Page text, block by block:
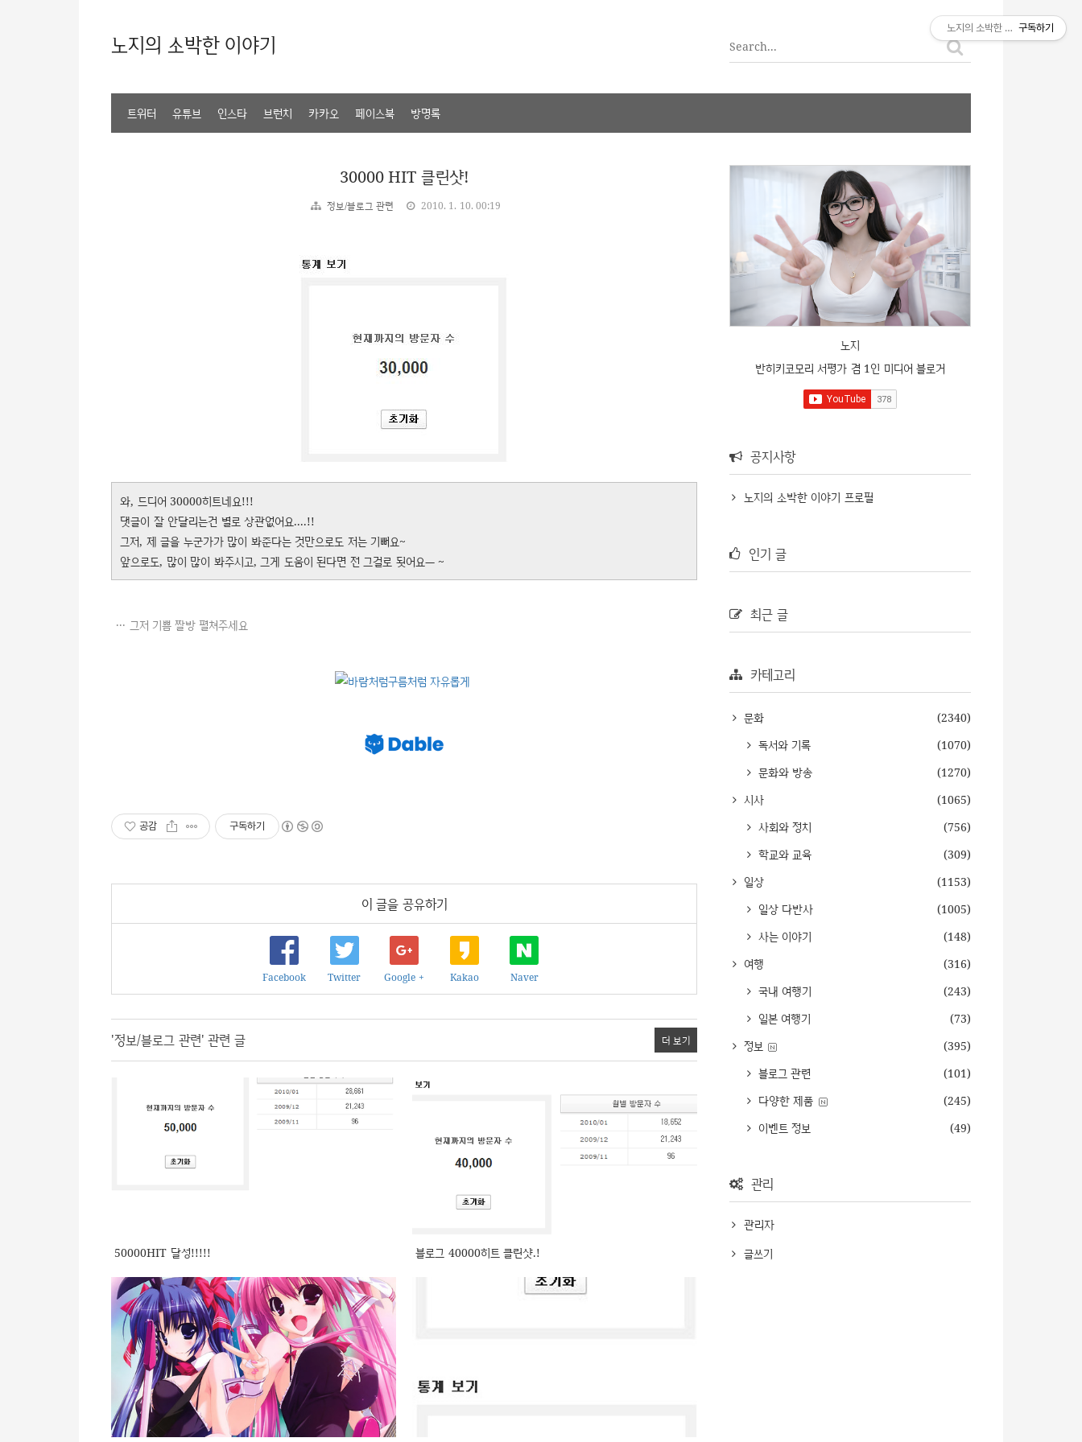
노지의 소박한 이야기
트위터 유튜브 인스타 브런치 카카오 페이스북 방명록
30000 HIT 클린샷!
정보/블로그 관련 2010. 1. 10. 00:19
와, 드디어 30000히트네요!!!
댓글이 잘 안달리는건 별로 상관없어요....!!
그저, 제 글을 누군가가 많이 봐준다는 것만으로도 저는 기뻐요~
앞으로도, 많이 많이 봐주시고, 그게 도움이 된다면 전 그걸로 됫어요ㅡ ~
그저 기쁨 짤방 펼쳐주세요
공감 구독하기
이 글을 공유하기
Facebook Twitter Google + Kakao Naver
'정보/블로그 관련' 관련 글 더 보기
50000HIT 달성!!!!! 블로그 40000히트 클린샷.!
노지
반히키코모리 서평가 겸 1인 미디어 블로거
공지사항
노지의 소박한 이야기 프로필
인기 글
최근 글
카테고리
문화
(2340)
독서와 기록
(1070)
문화와 방송
(1270)
시사
(1065)
사회와 정치
(756)
학교와 교육
(309)
일상
(1153)
일상 다반사
(1005)
사는 이야기
(148)
여행
(316)
국내 여행기
(243)
일본 여행기
(73)
정보
(395)
블로그 관련
(101)
다양한 제품
(245)
이벤트 정보
(49)
관리
관리자
글쓰기
노지의 소박한 이야기구독하기